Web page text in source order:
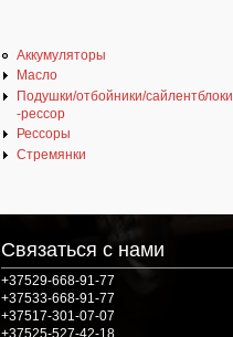
Аккумуляторы
Масло
Подушки/отбойники/сайлентблоки
-рессор
Рессоры
Стремянки
Связаться с нами
+37529-668-91-77
+37533-668-91-77
+37517-301-07-07
+37525-527-42-18